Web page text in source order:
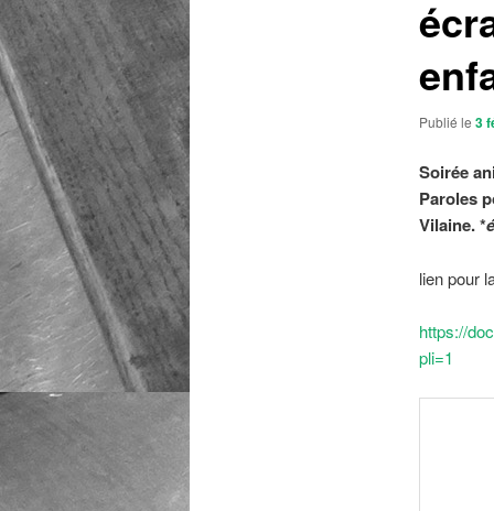
Publié le 3
Soirée
Paroles
Vilaine.*
lien pour
https://
pli=1